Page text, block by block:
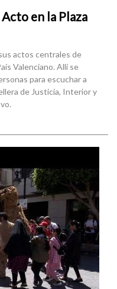
en la Plaza
actos centrales de
Valenciano. Allí se
para escuchar a
de Justicia, Interior y